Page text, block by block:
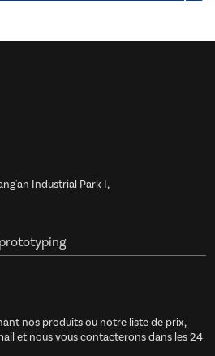
Industrial Park I,
nos produits ou notre liste de prix,
et nous vous contacterons dans les 24